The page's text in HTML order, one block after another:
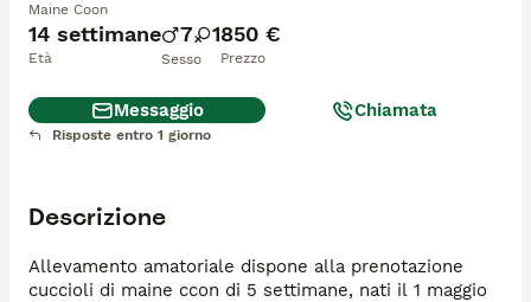
14 settimane
Età
7 1
Sesso
850 €
Prezzo
Maine Coon
Messaggio Chiamata
Risposte entro 1 giorno
Descrizione
Allevamento amatoriale dispone alla prenotazione
cuccioli di maine ccon di 5 settimane, nati il 1 maggio